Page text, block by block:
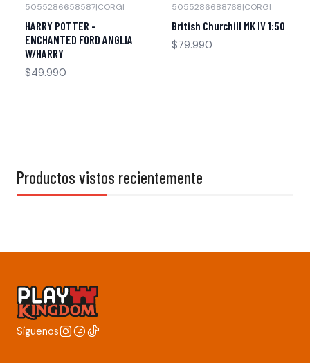
5055286658587|CORGI
HARRY POTTER -
ENCHANTED FORD ANGLIA
W/HARRY
$49.990
5055286688768|CORGI
British Churchill MK IV 1:50
$79.990
Productos vistos recientemente
Síguenos